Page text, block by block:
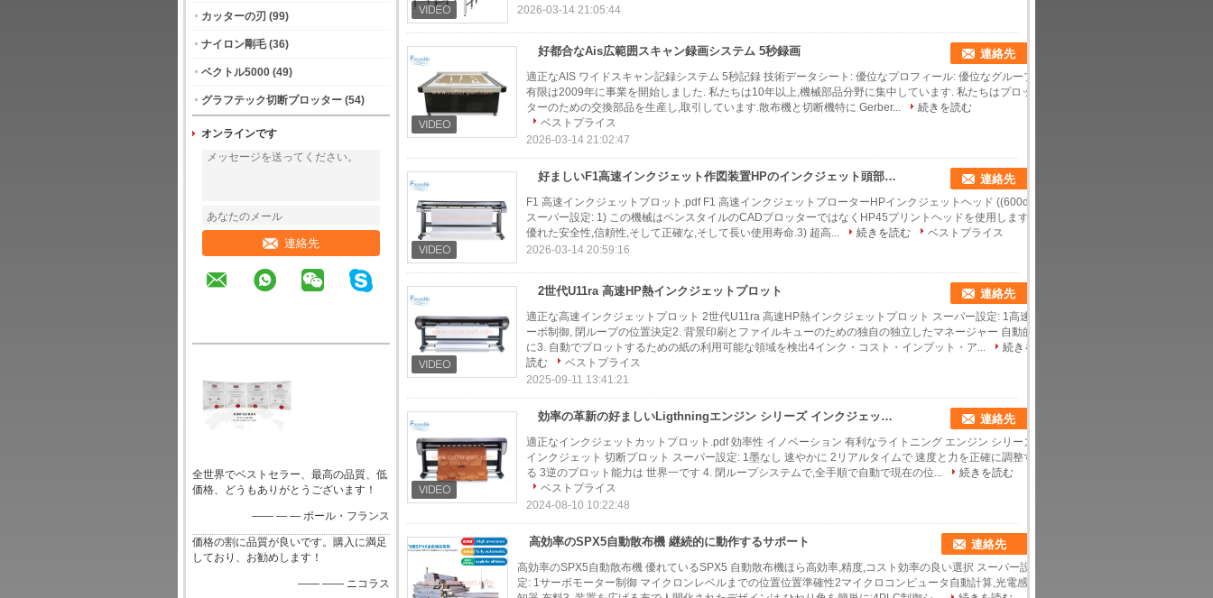
カッターの刃 (99)
ナイロン剛毛 (36)
ベクトル5000 (49)
グラフテック切断プロッター (54)
オンラインです
連絡先
全世界でベストセラー、最高の品質、低
価格、どうもありがとうございます！
—— — — ポール・フランス
価格の割に品質が良いです。購入に満足
しており、お勧めします！
—— —— ニコラス
2026-03-14 21:05:44
好都合なAis広範囲スキャン録画システム 5秒録画 連絡先
適正なAIS ワイドスキャン記録システム 5秒記録 技術データシート: 優位なプロフィール: 優位なグループ
有限は2009年に事業を開始しました. 私たちは10年以上,機械部品分野に集中しています. 私たちはプロッ
ターのための交換部品を生産し,取引しています.散布機と切断機特に Gerber...
続きを読む
ベストプライス
2026-03-14 21:02:47
好ましいF1高速インクジェット作図装置HPのインクジェット頭部600dpi 連絡先
F1 高速インクジェットプロット.pdf F1 高速インクジェットプローターHPインクジェットヘッド ((600dpi)
スーパー設定: 1) この機械はペンスタイルのCADプロッターではなくHP45プリントヘッドを使用します.2.
優れた安全性,信頼性,そして正確な,そして長い使用寿命.3) 超高...
続きを読む
ベストプライス
2026-03-14 20:59:16
2世代U11ra 高速HP熱インクジェットプロット 連絡先
適正な高速インクジェットプロット 2世代U11ra 高速HP熱インクジェットプロット スーパー設定: 1高速サ
ーボ制御, 閉ループの位置決定2. 背景印刷とファイルキューのための独自の独立したマネージャー 自動的
に3. 自動でプロットするための紙の利用可能な領域を検出4インク・コスト・インプット・ア...
続きを
読む
ベストプライス
2025-09-11 13:41:21
効率の革新の好ましいLigthningエンジン シリーズ インクジェット切断の作図装置 連絡先
適正なインクジェットカットプロット.pdf 効率性 イノベーション 有利なライトニング エンジン シリーズ
インクジェット 切断プロット スーパー設定: 1墨なし 速やかに 2リアルタイムで 速度と力を正確に調整す
る 3逆のプロット能力は 世界一です 4. 閉ループシステムで,全手順で自動で現在の位...
続きを読む
ベストプライス
2024-08-10 10:22:48
高効率のSPX5自動散布機 継続的に動作するサポート 連絡先
高効率のSPX5自動散布機 優れているSPX5 自動散布機ほら高効率,精度,コスト効率の良い選択 スーパー設
定: 1サーボモーター制御 マイクロンレベルまでの位置位置準確性2マイクロコンピュータ自動計算,光電感